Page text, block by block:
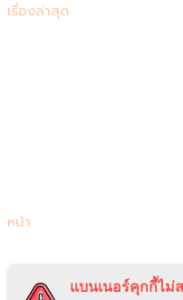
เรื่องล่าสุด
หน้า
Productivity
แบนเนอร์คุกกี้ไม่